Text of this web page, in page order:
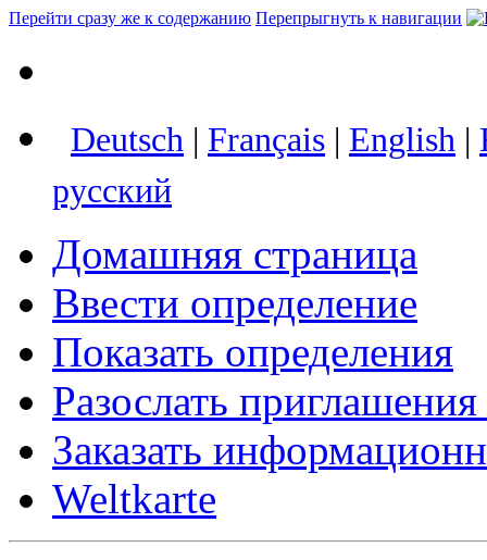
Перейти сразу же к содержанию Перепрыгнуть к навигации
Deutsch | Français | English |
русский
Домашняя страница
Ввести определение
Показать определения
Разослать
Заказать
Weltkarte